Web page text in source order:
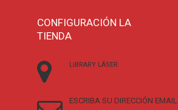
CONFIGURACIÓN LA
TIENDA
LIBRARY LÁSER
ESCRIBA SU DIRECCIÓN